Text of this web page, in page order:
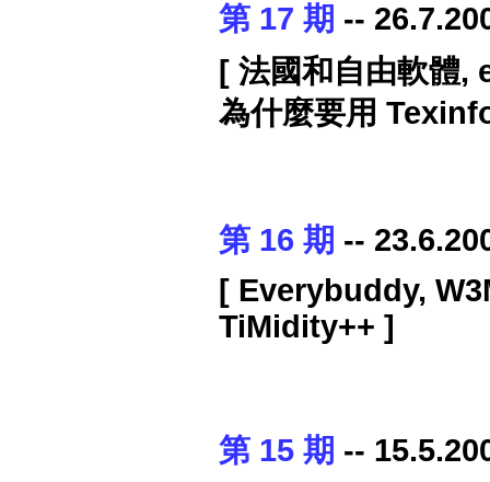
第 17 期 --
[ 法國和自由軟體,
為什麼要用
第 16 期 --
[ Everybuddy,
TiMidity++ ]
第 15 期 --